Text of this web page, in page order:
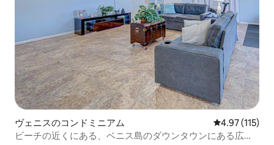
ヴェニスのコンドミニアム レビュー115
4.97 (115)
ビーチの近くにある、ベニス島のダウンタウンにある広々